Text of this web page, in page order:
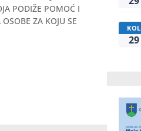
PODIŽE POMOĆ I
ZA KOJU SE
KOL
29